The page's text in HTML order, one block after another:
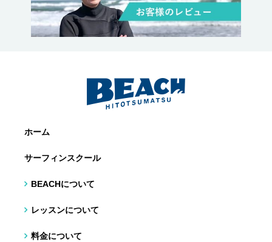
ホーム
サーフィンスクール
BEACHについて
レッスンについて
料金について